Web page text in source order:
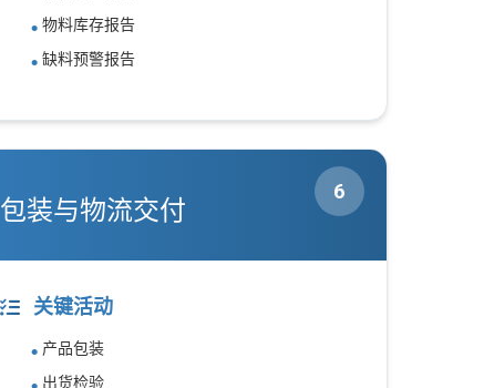
物料库存报告
缺料预警报告
包装与物流交付
6
关键活动
产品包装
出货检验